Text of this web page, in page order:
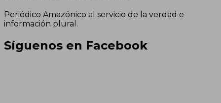
Periódico Amazónico al servicio de la verdad e
información plural.
Síguenos en Facebook